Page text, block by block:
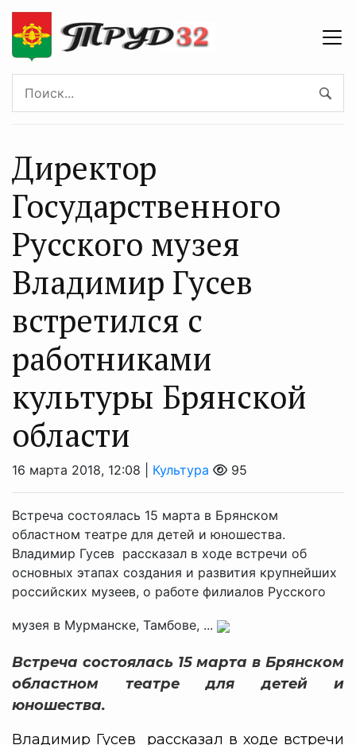
Директор
Государственного
Русского музея
Владимир Гусев
встретился с
работниками
культуры Брянской
области
16 марта 2018, 12:08 | Культура 95
Встреча состоялась 15 марта в Брянском
областном театре для детей и юношества.
Владимир Гусев рассказал в ходе встречи об
основных этапах создания и развития крупнейших
российских музеев, о работе филиалов Русского
музея в Мурманске, Тамбове, ...
Встреча состоялась 15 марта в Брянском
областном театре для детей и
юношества.
Владимир Гусев рассказал в ходе встречи